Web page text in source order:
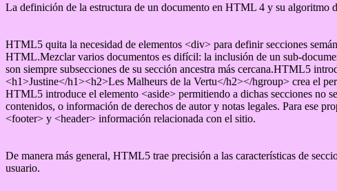
La definición de la estructura de un documento en HTML 4 y su algoritmo
HTML5 quita la necesidad de elementos <div> para definir secciones
HTML.Mezclar varios documentos es difícil: la inclusión de un sub-
son siempre subsecciones de su sección ancestra más cercana.HTML5
<h1>Justine</h1><h2>Les Malheurs de la Vertu</h2></hgroup> crea el
HTML5 introduce el elemento <aside> permitiendo a dichas secciones no
contenidos, o información de derechos de autor y notas legales. Para ese
<footer> y <header> información relacionada con el sitio.
De manera más general, HTML5 trae precisión a las características de
usuario.